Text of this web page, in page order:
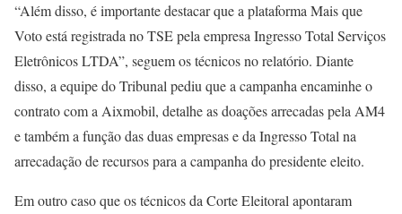
“Além disso, é importante destacar que a plataforma Mais que
Voto está registrada no TSE pela empresa Ingresso Total Serviços
Eletrônicos LTDA”, seguem os técnicos no relatório. Diante
disso, a equipe do Tribunal pediu que a campanha encaminhe o
contrato com a Aixmobil, detalhe as doações arrecadas pela AM4
e também a função das duas empresas e da Ingresso Total na
arrecadação de recursos para a campanha do presidente eleito.
Em outro caso que os técnicos da Corte Eleitoral apontaram